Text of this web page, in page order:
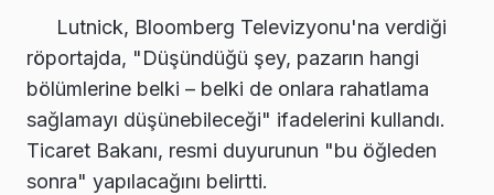
Lutnick, Bloomberg Televizyonu'na verdiği
röportajda, "Düşündüğü şey, pazarın hangi
bölümlerine belki – belki de onlara rahatlama
sağlamayı düşünebileceği" ifadelerini kullandı.
Ticaret Bakanı, resmi duyurunun "bu öğleden
sonra" yapılacağını belirtti.